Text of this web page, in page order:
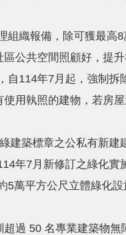
織報備，除可獲最高8
公共空間照顧好，提升
114年7月起，強制拆
用執照的建物，若房
築標章之公私有新建
年7月新修訂之綠化實
5萬平方公尺立體綠化
50 名專業建築物無